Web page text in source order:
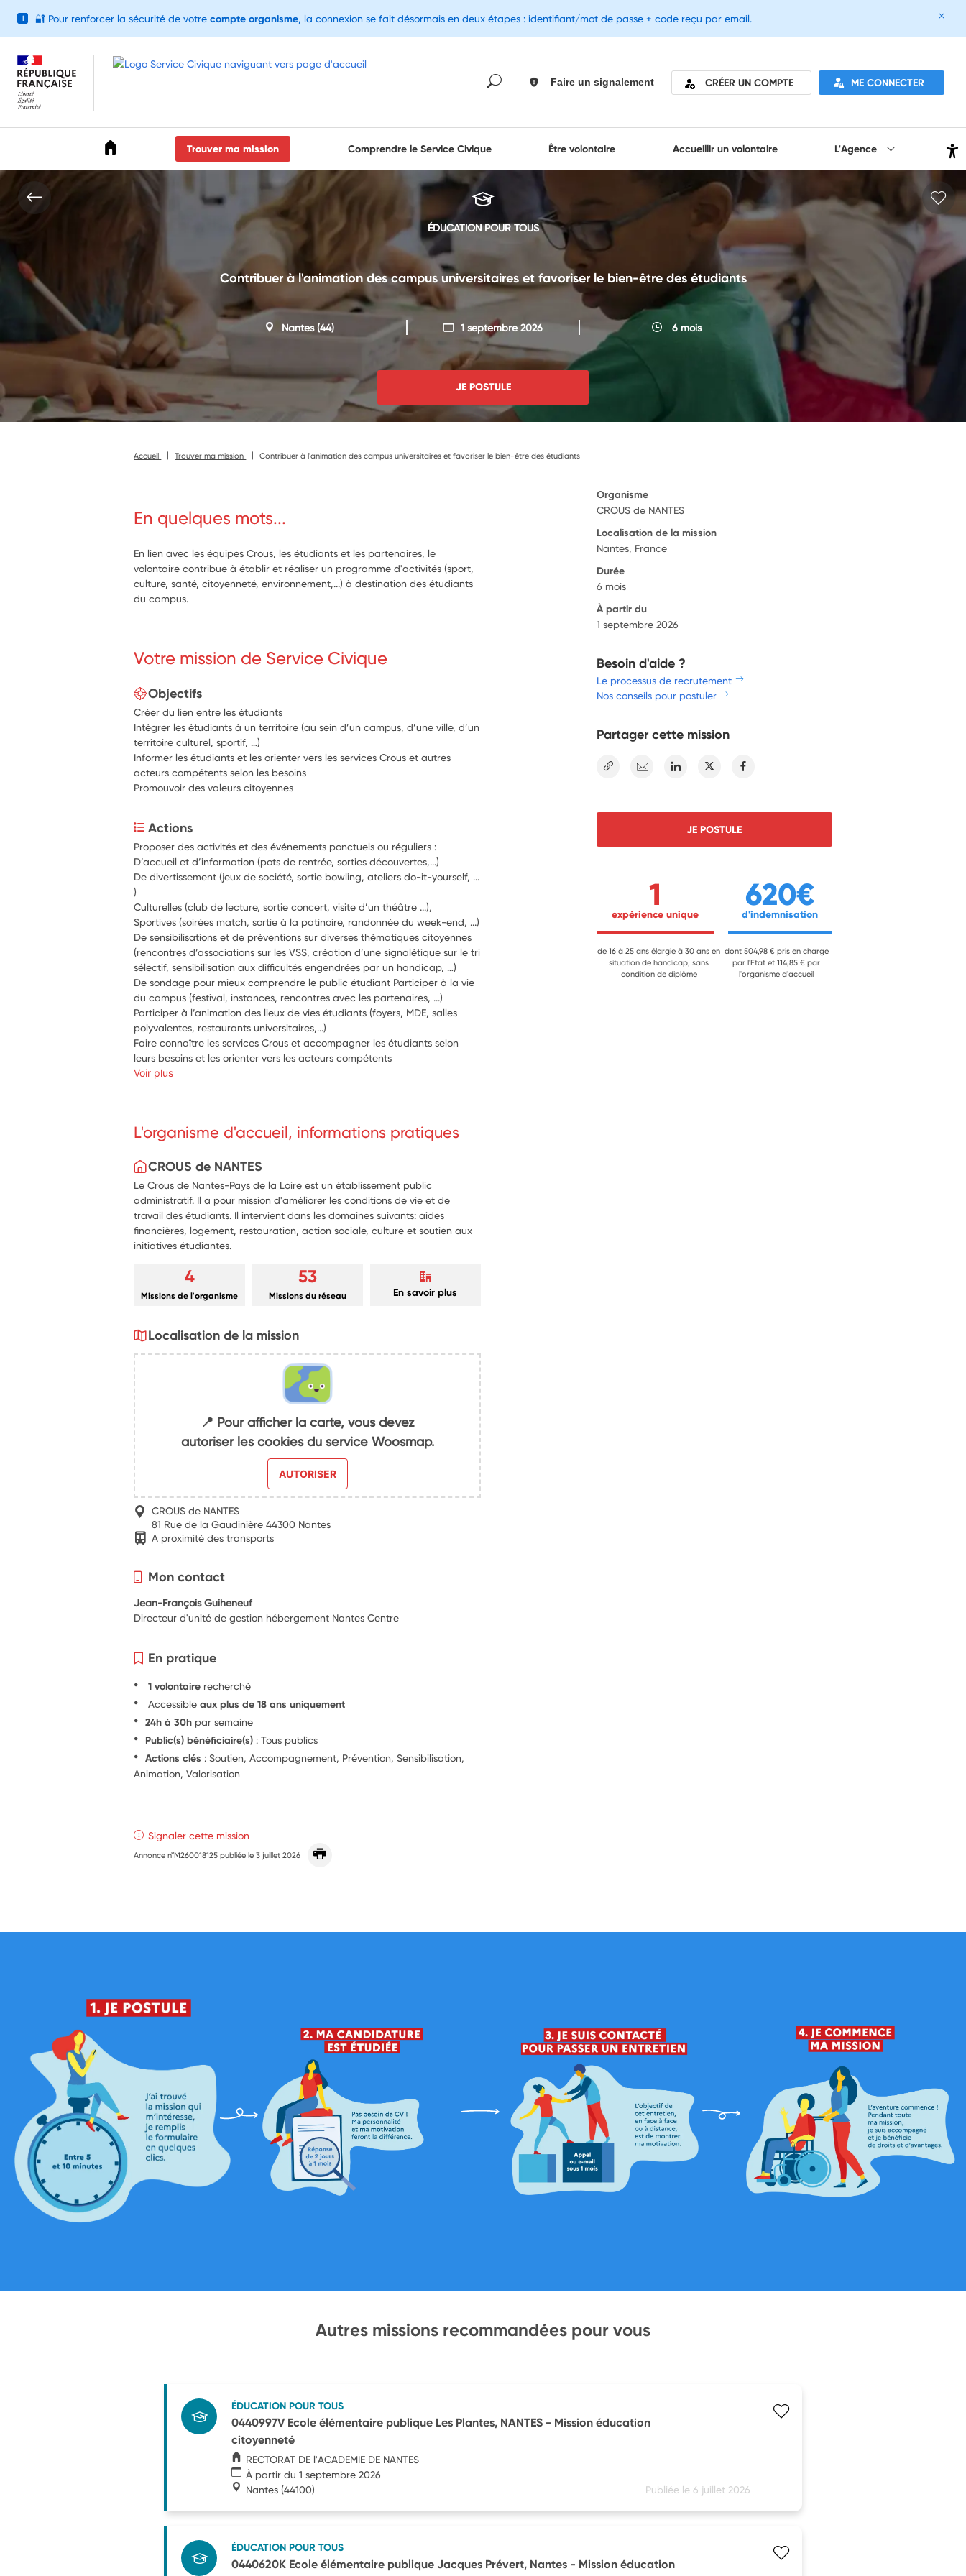
Faire un signalement CRÉER UN COMPTE ME CONNECTER
Trouver ma mission Comprendre le Service Civique Être volontaire Accueillir un volontaire L'Agence
ÉDUCATION POUR TOUS
Contribuer à l'animation des campus universitaires et favoriser le bien-être des étudiants
Nantes(44) 1 septembre 2026 6 mois
JE POSTULE
Accueil Trouver ma mission Contribuer à l'animation des campus universitaires et favoriser le bien-être des étudiants
En quelques mots...
En lien avec les équipes Crous, les étudiants et les partenaires, le
volontaire contribue à établir et réaliser un programme d'activités (sport,
culture, santé, citoyenneté, environnement,...) à destination des étudiants
du campus.
Votre mission de Service Civique
Objectifs
Créer du lien entre les étudiants
Intégrer les étudiants à un territoire (au sein d’un campus, d’une ville, d’un
territoire culturel, sportif, …)
Informer les étudiants et les orienter vers les services Crous et autres
acteurs compétents selon les besoins
Promouvoir des valeurs citoyennes
Actions
Proposer des activités et des événements ponctuels ou réguliers :
De divertissement (jeux de société, sortie bowling, ateliers do-it-yourself, ...
De sensibilisations et de préventions sur diverses thématiques citoyennes
(rencontres d’associations sur les VSS, création d’une signalétique sur le tri
De sondage pour mieux comprendre le public étudiant Participer à la vie
Participer à l’animation des lieux de vies étudiants (foyers, MDE, salles
Faire connaître les services Crous et accompagner les étudiants selon
leurs besoins et les orienter vers les acteurs compétents
Voir plus
L'organisme d'accueil, informations pratiques
CROUS de NANTES
Le Crous de Nantes-Pays de la Loire est un établissement public
administratif. Il a pour mission d'améliorer les conditions de vie et de
travail des étudiants. Il intervient dans les domaines suivants: aides
financières, logement, restauration, action sociale, culture et soutien aux
initiatives étudiantes.
4
Missions de l'organisme
53
Missions du réseau En savoir plus
Localisation de la mission
📍 Pour afficher la carte, vous devez
autoriser les cookies du service Woosmap.
AUTORISER
CROUS de NANTES
81 Rue de la Gaudinière 44300 Nantes
A proximité des transports
Mon contact
Jean-François Guiheneuf
Directeur d'unité de gestion hébergement Nantes Centre
En pratique
1 volontaire recherché
Accessibleaux plus de 18 ans uniquement
24h à 30h par semaine
Public(s) bénéficiaire(s) : Tous publics
Actions clés : Soutien, Accompagnement, Prévention, Sensibilisation,
Animation, Valorisation
Signaler cette mission
Annonce n°M260018125 publiée le3 juillet 2026
Organisme
CROUS de NANTES
Localisation de la mission
Nantes, France
Durée
6 mois
À partir du
1 septembre 2026
Besoin d'aide ?
Le processus de recrutement
Nos conseils pour postuler
Partager cette mission
E-mail Linkedin Twitter
JE POSTULE
1
expérience unique
de 16 à 25 ans élargie à 30 ans en
situation de handicap, sans
condition de diplôme
620€
d'indemnisation
dont 504,98 € pris en charge
par l'Etat et 114,85 € par
l'organisme d'accueil
Autres missions recommandées pour vous
ÉDUCATION POUR TOUS
0440997V Ecole élémentaire publique Les Plantes, NANTES - Mission éducation
citoyenneté
RECTORAT DE l'ACADEMIE DE NANTES
À partir du 1 septembre 2026
Nantes (44100) Publiée le 6 juillet 2026
ÉDUCATION POUR TOUS
0440620K Ecole élémentaire publique Jacques Prévert, Nantes - Mission éducation
i 🔐 Pour renforcer la sécurité de votre compte organisme, la connexion se fait désormais en deux étapes : identifiant/mot de passe + code reçu par email.